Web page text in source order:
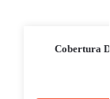
Cobertura